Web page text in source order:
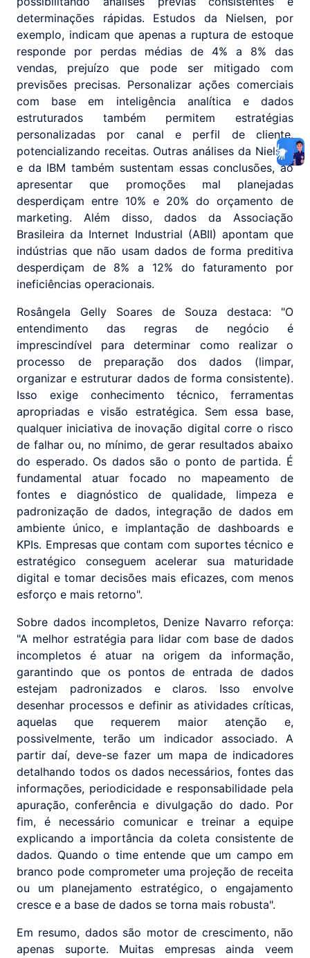
determinações rápidas. Estudos da Nielsen, por
exemplo, indicam que apenas a ruptura de estoque
responde por perdas médias de 4% a 8% das
vendas, prejuízo que pode ser mitigado com
previsões precisas. Personalizar ações comerciais
com base em inteligência analítica e dados
estruturados também permitem estratégias
personalizadas por canal e perfil de cliente,
potencializando receitas. Outras análises da Nielsen
e da IBM também sustentam essas conclusões, ao
apresentar que promoções mal planejadas
desperdiçam entre 10% e 20% do orçamento de
marketing. Além disso, dados da Associação
Brasileira da Internet Industrial (ABII) apontam que
indústrias que não usam dados de forma preditiva
desperdiçam de 8% a 12% do faturamento por
ineficiências operacionais.
Rosângela Gelly Soares de Souza destaca: "O
entendimento das regras de negócio é
imprescindível para determinar como realizar o
processo de preparação dos dados (limpar,
organizar e estruturar dados de forma consistente).
Isso exige conhecimento técnico, ferramentas
apropriadas e visão estratégica. Sem essa base,
qualquer iniciativa de inovação digital corre o risco
de falhar ou, no mínimo, de gerar resultados abaixo
do esperado. Os dados são o ponto de partida. É
fundamental atuar focado no mapeamento de
fontes e diagnóstico de qualidade, limpeza e
padronização de dados, integração de dados em
ambiente único, e implantação de dashboards e
KPIs. Empresas que contam com suportes técnico e
estratégico conseguem acelerar sua maturidade
digital e tomar decisões mais eficazes, com menos
esforço e mais retorno".
Sobre dados incompletos, Denize Navarro reforça:
"A melhor estratégia para lidar com base de dados
incompletos é atuar na origem da informação,
garantindo que os pontos de entrada de dados
estejam padronizados e claros. Isso envolve
desenhar processos e definir as atividades críticas,
aquelas que requerem maior atenção e,
possivelmente, terão um indicador associado. A
partir daí, deve-se fazer um mapa de indicadores
detalhando todos os dados necessários, fontes das
informações, periodicidade e responsabilidade pela
apuração, conferência e divulgação do dado. Por
fim, é necessário comunicar e treinar a equipe
explicando a importância da coleta consistente de
dados. Quando o time entende que um campo em
branco pode comprometer uma projeção de receita
ou um planejamento estratégico, o engajamento
cresce e a base de dados se torna mais robusta".
Em resumo, dados são motor de crescimento, não
apenas suporte. Muitas empresas ainda veem